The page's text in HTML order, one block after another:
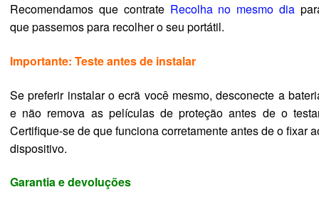
Recomendamos que contrate Recolha no mesmo dia
que passemos para recolher o seu portátil.
Importante: Teste antes de instalar
Se preferir instalar o ecrã você mesmo, desconecte a
e não remova as películas de proteção antes de o
Certifique-se de que funciona corretamente antes de o fixar
dispositivo.
Garantia e devoluções